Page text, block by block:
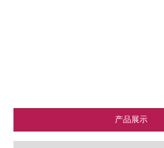
产品展示